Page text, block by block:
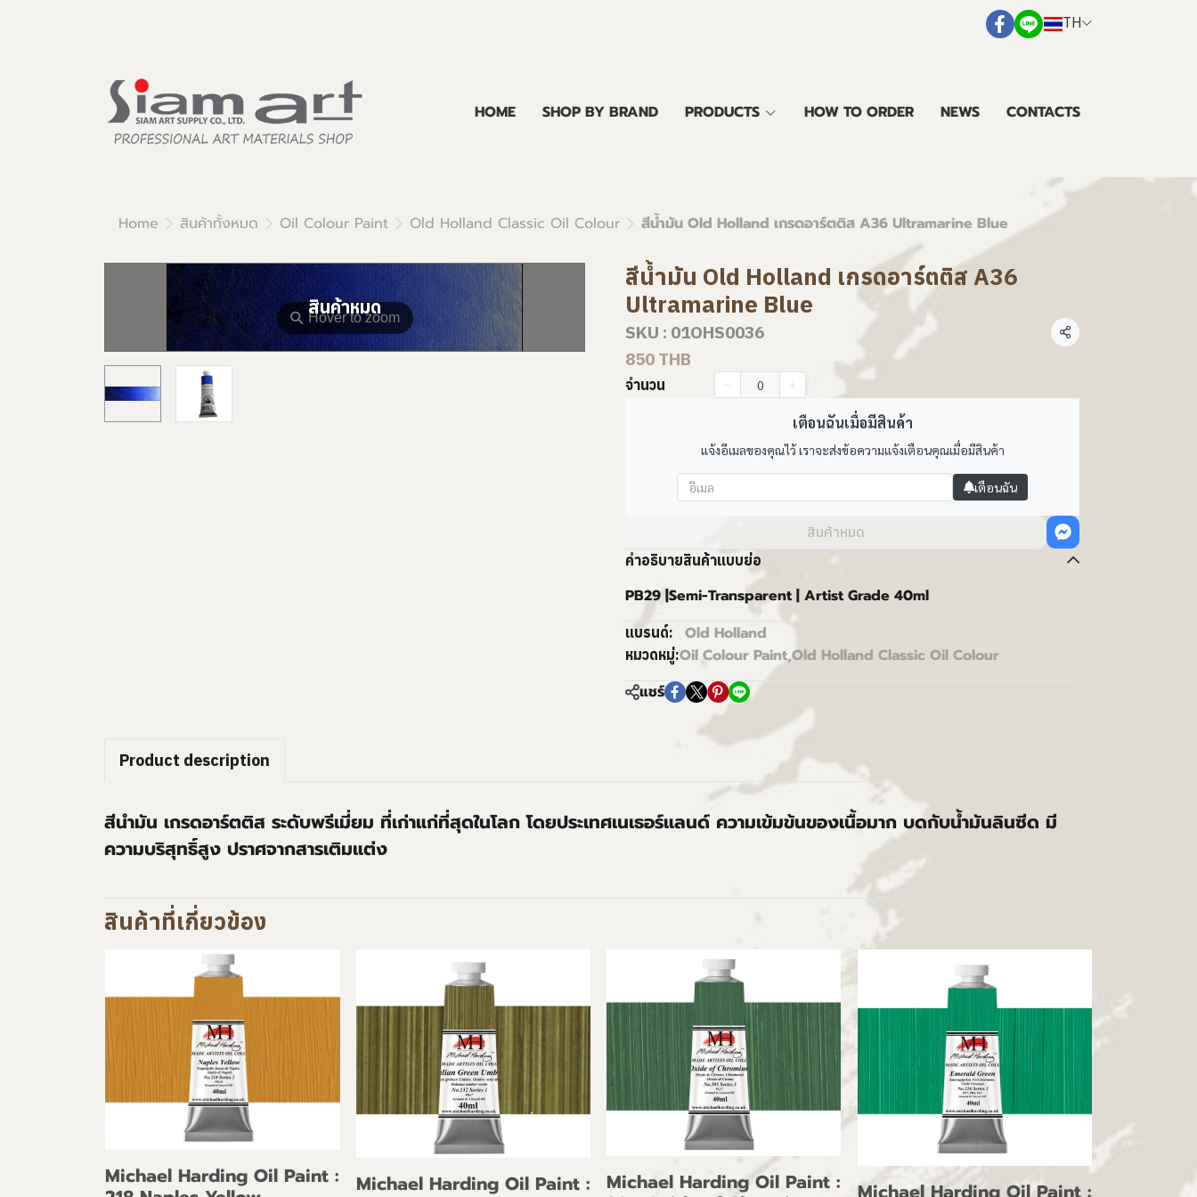
TH
HOME SHOP BY BRAND PRODUCTS HOW TO ORDER NEWS CONTACTS
Home สินค้าทั้งหมด Oil Colour Paint Old Holland Classic Oil Colour สีน้ำมัน Old Holland เกรดอาร์ตติส A36 Ultramarine Blue
⚲ Hover to zoom
สินค้าหมด
สีน้ำมัน Old Holland เกรดอาร์ตติส A36
Ultramarine Blue
SKU : 01OHS0036 แชร์
850 THB
จำนวน
เตือนฉันเมื่อมีสินค้า
แจ้งอีเมลของคุณไว้ เราจะส่งข้อความแจ้งเตือนคุณเมื่อมีสินค้า
เตือนฉัน
สินค้าหมด
คำอธิบายสินค้าแบบย่อ
PB29 |Semi-Transparent | Artist Grade 40ml
แบรนด์: Old Holland
หมวดหมู่:Oil Colour Paint,Old Holland Classic Oil Colour
แชร์
Product description
สีนำมัน เกรดอาร์ตติส ระดับพรีเมี่ยม ที่เก่าแก่ที่สุดในโลก โดยประเทศเนเธอร์แลนด์ ความเข้มข้นของเนื้อมาก บดกับน้ำมันลินซีด มี
ความบริสุทธิ์สูง ปราศจากสารเติมแต่ง
สินค้าที่เกี่ยวข้อง
Michael Harding Oil Paint :
Michael Harding Oil Paint :
Michael Harding Oil Paint :